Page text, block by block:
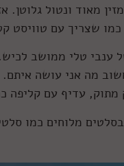
מאוד ונטול גלוטן.
שצריך עם טוויסט
טלי ממושב
לחשוב מה אני עושה
עדיף עם קליפה
מלוחים כמו